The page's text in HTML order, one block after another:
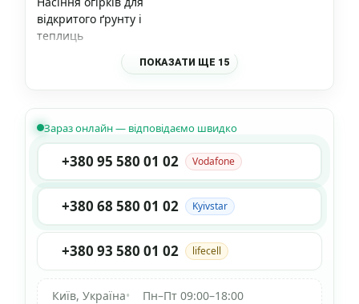
відкритого ґрунту і
теплиць
ПОКАЗАТИ ЩЕ 15
Зараз онлайн — відповідаємо швидко
+380 95 580 01 02 Vodafone
+380 68 580 01 02 Kyivstar
+380 93 580 01 02 lifecell
Київ, Україна•
Пн–Пт 09:00–18:00